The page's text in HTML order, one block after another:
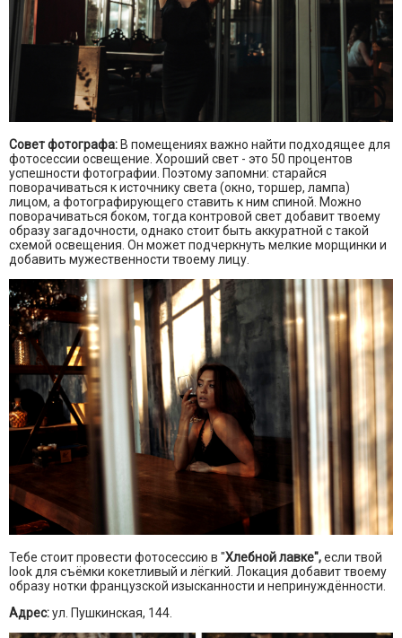
Совет фотографа: В помещениях важно найти подходящее для
фотосессии освещение. Хороший свет - это 50 процентов
успешности фотографии. Поэтому запомни: старайся
поворачиваться к источнику света (окно, торшер, лампа)
лицом, а фотографирующего ставить к ним спиной. Можно
поворачиваться боком, тогда контровой свет добавит твоему
образу загадочности, однако стоит быть аккуратной с такой
схемой освещения. Он может подчеркнуть мелкие морщинки и
добавить мужественности твоему лицу.
Тебе стоит провести фотосессию в "Хлебной лавке",если твой
look для съёмки кокетливый и лёгкий. Локация добавит твоему
образу нотки французской изысканности и непринуждённости.
Адрес:ул. Пушкинская, 144.